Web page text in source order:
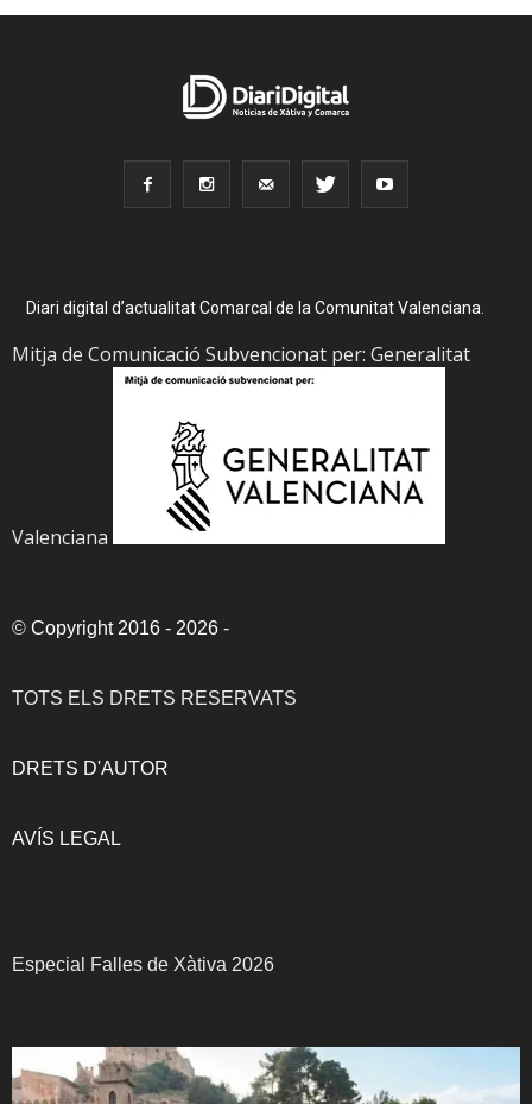
Diari digital d’actualitat Comarcal de la Comunitat Valenciana.
Mitja de Comunicació Subvencionat per: Generalitat
Valenciana
© Copyright 2016 - 2026 -
TOTS ELS DRETS RESERVATS
DRETS D'AUTOR
AVÍS LEGAL
Especial Falles de Xàtiva 2026